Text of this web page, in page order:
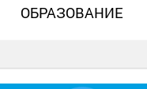
ОБРАЗОВАНИЕ